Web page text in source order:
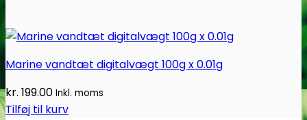
Marine vandtæt digitalvægt 100g x 0.01g
kr. 199.00 Inkl. moms
Tilføj til kurv